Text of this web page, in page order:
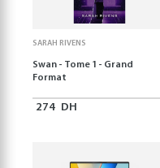
SARAH RIVENS
Swan - Tome 1 - Grand
Format
274 DH